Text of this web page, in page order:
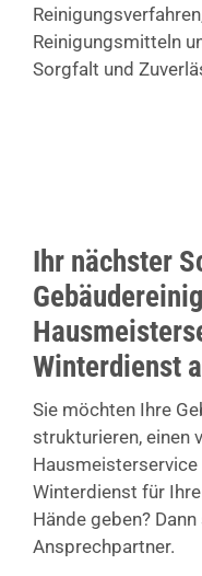
Reinigungsmitteln
Sorgfalt und
Ihr nächster
Winterdienst
Sie möchten Ihre
strukturieren, einen
Winterdienst für
Hände geben?
Ansprechpartner.